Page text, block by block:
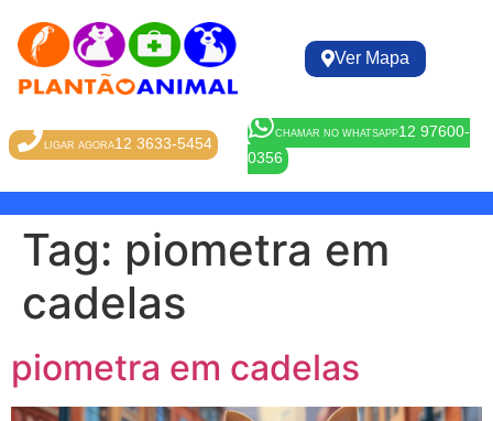
Ver Mapa
LIGAR AGORA12 3633-5454
CHAMAR NO WHATSAPP12 97600-
0356
Tag: piometra em
cadelas
piometra em cadelas